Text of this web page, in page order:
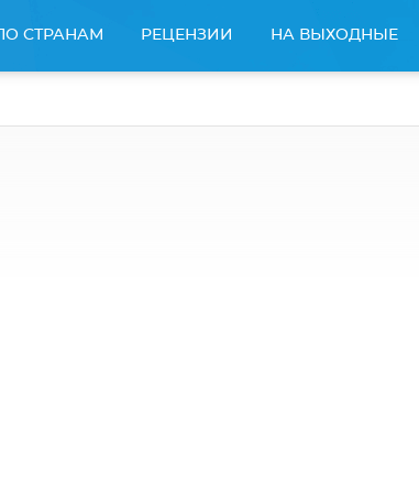
ПО СТРАНАМ РЕЦЕНЗИИ НА ВЫХОДНЫЕ